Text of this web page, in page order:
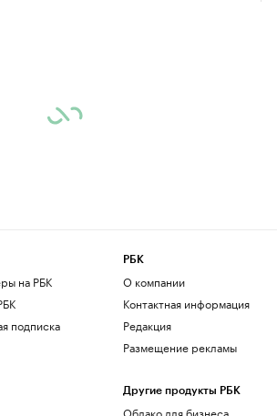
на РБК
подписка
РБК
О компании
Контактная информация
Редакция
Размещение рекламы
Другие продукты РБК
Облако для бизнеса